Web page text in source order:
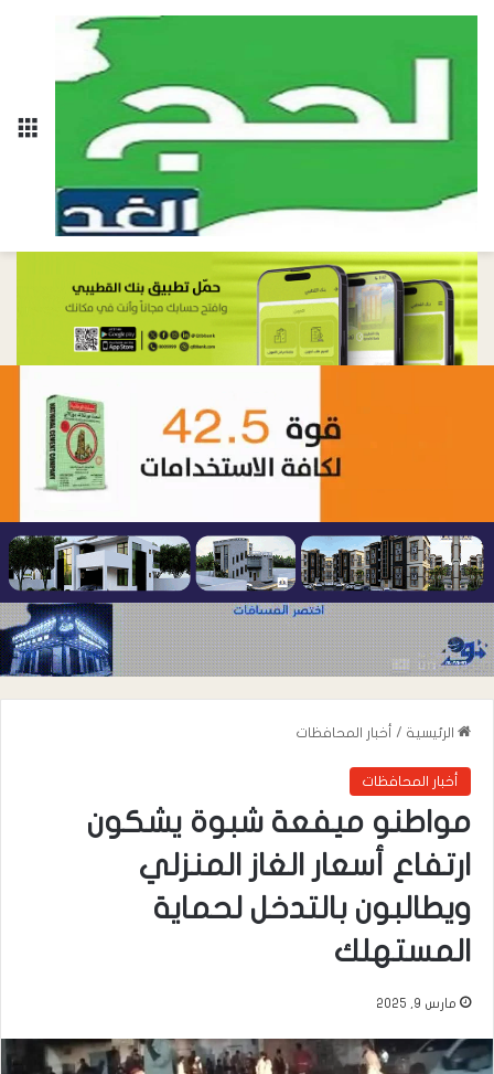
الرئيسية / أخبار المحافظات
أخبار المحافظات
مواطنو ميفعة شبوة يشكون
ارتفاع أسعار الغاز المنزلي
ويطالبون بالتدخل لحماية
المستهلك
مارس 9, 2025